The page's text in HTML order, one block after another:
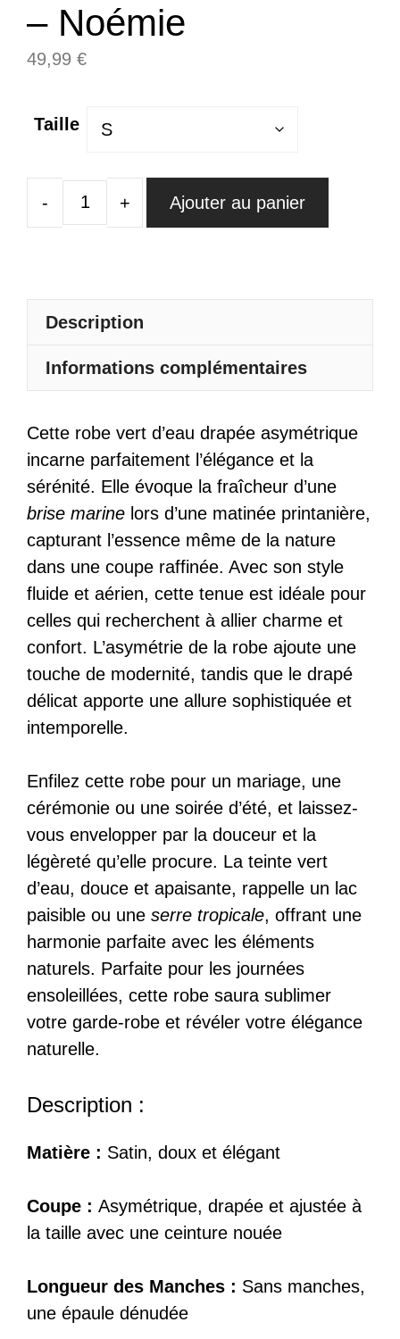
– Noémie
49,99 €
Taille
quantité
Vert
D'Eau
Asymétrique
Noémie
Ajouter au panier
Description
Informations complémentaires
Cette robe vert d’eau drapée asymétrique
incarne parfaitement l’élégance et la
sérénité. Elle évoque la fraîcheur d’une
brise marine lors d’une matinée printanière,
capturant l’essence même de la nature
dans une coupe raffinée. Avec son style
fluide et aérien, cette tenue est idéale pour
celles qui recherchent à allier charme et
confort. L’asymétrie de la robe ajoute une
touche de modernité, tandis que le drapé
délicat apporte une allure sophistiquée et
intemporelle.
Enfilez cette robe pour un mariage, une
cérémonie ou une soirée d’été, et laissez-
vous envelopper par la douceur et la
légèreté qu’elle procure. La teinte vert
d’eau, douce et apaisante, rappelle un lac
paisible ou une serre tropicale, offrant une
harmonie parfaite avec les éléments
naturels. Parfaite pour les journées
ensoleillées, cette robe saura sublimer
votre garde-robe et révéler votre élégance
naturelle.
Description :
Matière : Satin, doux et élégant
Coupe : Asymétrique, drapée et ajustée à
la taille avec une ceinture nouée
Longueur des Manches : Sans manches,
une épaule dénudée